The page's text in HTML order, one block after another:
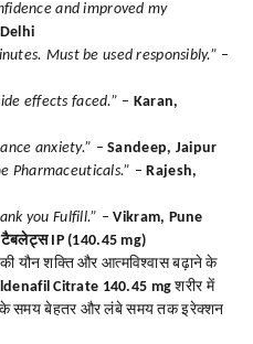
and improved my
Must be used responsibly.” –
effects faced.” – Karan,
anxiety.” –Sandeep, Jaipur
Pharmaceuticals.” –Rajesh,
you Fulfill.” –Vikram, Pune
टैबलेट्स IP (140.45 mg)
यौन शक्ति और आत्मविश्वास बढ़ाने के
Citrate 140.45 mg शरीर में
के समय बेहतर और लंबे समय तक इरेक्शन